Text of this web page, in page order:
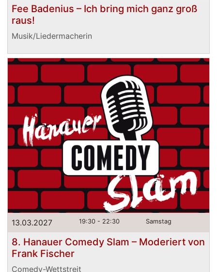
Fee Badenius – Ich bring mich ganz groß
raus!
Musik/Liedermacherin
13.03.2027 19:30 - 22:30 Samstag
8. Hanauer Comedy Slam – Moderiert von
Frank Fischer
Comedy-Wettstreit